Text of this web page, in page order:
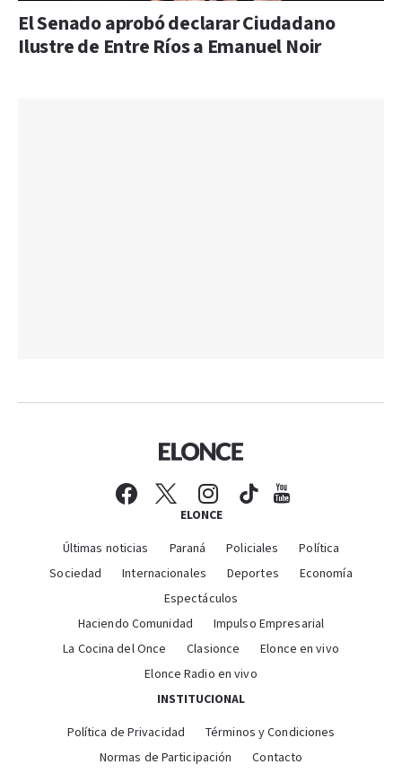
El Senado aprobó declarar Ciudadano
Ilustre de Entre Ríos a Emanuel Noir
ELONCE
Últimas noticias Paraná Policiales
Política
Sociedad
Internacionales Deportes
Economía
Espectáculos
Haciendo Comunidad
Impulso Empresarial
La Cocina del Once
Clasionce
Elonce en vivo
Elonce Radio en vivo
INSTITUCIONAL
Política de Privacidad
Términos y Condiciones
Normas de Participación
Contacto